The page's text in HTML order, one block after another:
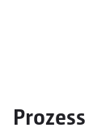
Prozess